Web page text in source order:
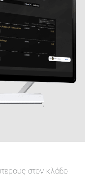
στον κλάδο